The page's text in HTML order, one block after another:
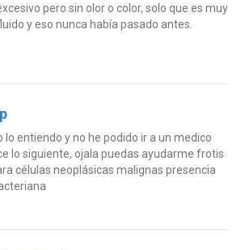
pero sin olor o color, solo que es muy
y eso nunca había pasado antes.
lo entiendo y no he podido ir a un medico
lo siguiente, ojala puedas ayudarme frotis
células neoplásicas malignas presencia